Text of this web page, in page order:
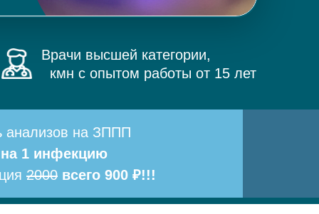
Врачи высшей категории,
кмн с опытом работы от 15 лет
анализов на ЗППП
1 инфекцию
2000 всего 900 ₽!!!